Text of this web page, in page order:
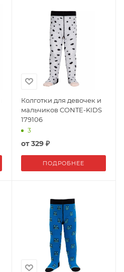
Колготки для девочек и
мальчиков CONTE-KIDS
179106
3
от329 ₽
ПОДРОБНЕЕ